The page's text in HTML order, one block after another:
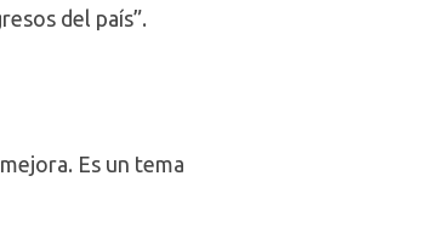
del país”.
Es un tema